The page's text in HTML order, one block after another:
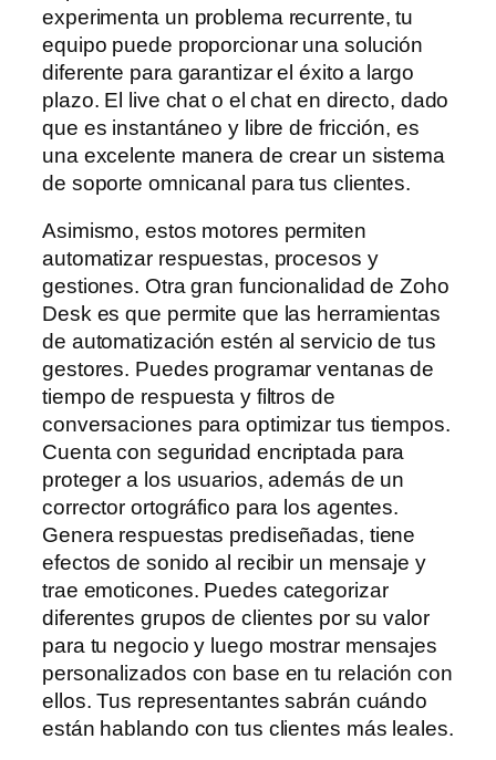
experimenta un problema recurrente, tu
equipo puede proporcionar una solución
diferente para garantizar el éxito a largo
plazo. El live chat o el chat en directo, dado
que es instantáneo y libre de fricción, es
una excelente manera de crear un sistema
de soporte omnicanal para tus clientes.
Asimismo, estos motores permiten
automatizar respuestas, procesos y
gestiones. Otra gran funcionalidad de Zoho
Desk es que permite que las herramientas
de automatización estén al servicio de tus
gestores. Puedes programar ventanas de
tiempo de respuesta y filtros de
conversaciones para optimizar tus tiempos.
Cuenta con seguridad encriptada para
proteger a los usuarios, además de un
corrector ortográfico para los agentes.
Genera respuestas prediseñadas, tiene
efectos de sonido al recibir un mensaje y
trae emoticones. Puedes categorizar
diferentes grupos de clientes por su valor
para tu negocio y luego mostrar mensajes
personalizados con base ​​en tu relación con
ellos. Tus representantes sabrán cuándo
están hablando con tus clientes más leales.